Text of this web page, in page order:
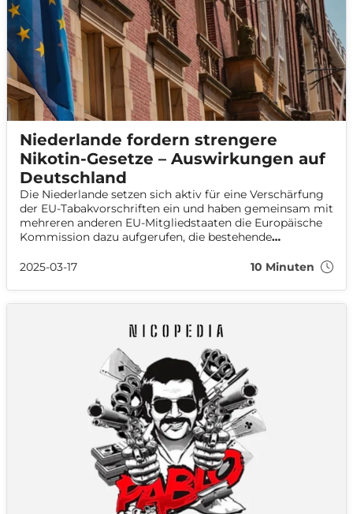
Niederlande fordern strengere
Nikotin-Gesetze – Auswirkungen auf
Deutschland
Die Niederlande setzen sich aktiv für eine Verschärfung
der EU-Tabakvorschriften ein und haben gemeinsam mit
mehreren anderen EU-Mitgliedstaaten die Europäische
Kommission dazu aufgerufen, die bestehende
Tabakwerberichtlinie (TAD) zu überarbeiten. Ihr Ziel: die
Verbot aromatisierter Nikotinprodukte und E-Zigaretten.
einer höheren Raucherquote und einem wachsenden
Schwarzmarkt führen könnten.
2025-03-17 10 Minuten